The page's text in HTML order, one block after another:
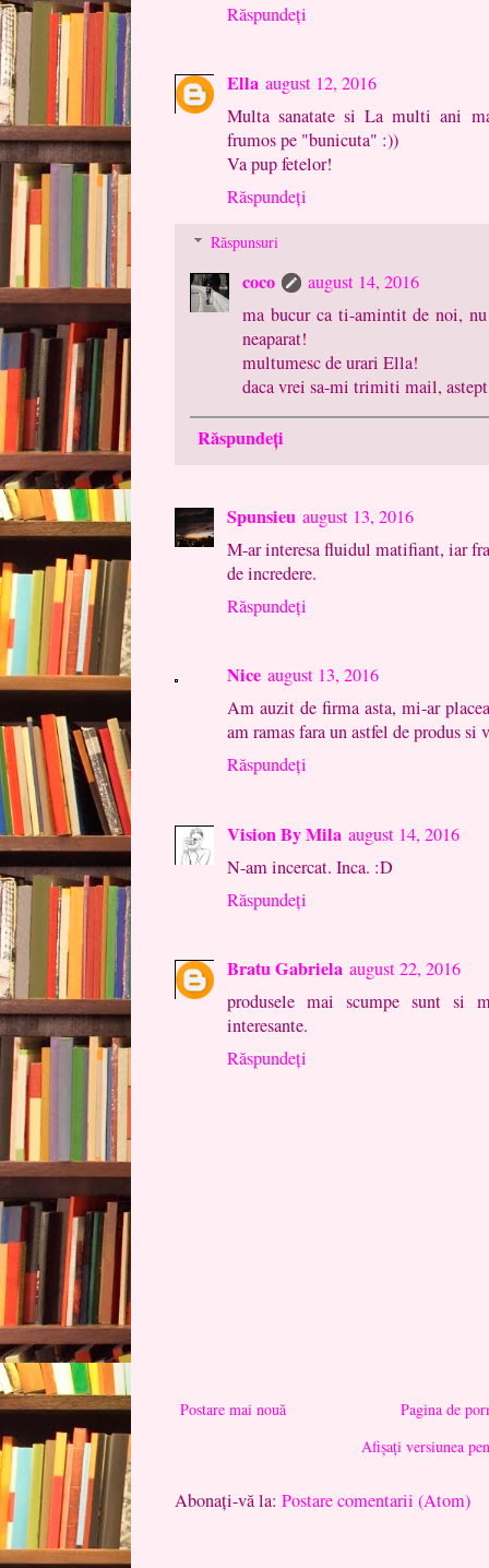
Răspundeți
Ella august 12, 2016
Multa sanatate si La multi ani
frumos pe "bunicuta" :))
Va pup fetelor!
Răspundeți
Răspunsuri
coco
august 14, 2016
ma bucur ca ti-amintit de noi,
neaparat!
multumesc de urari Ella!
daca vrei sa-mi trimiti mail,
Răspundeți
Spunsieu august 13, 2016
M-ar interesa fluidul matifiant, iar
de incredere.
Răspundeți
Nice august 13, 2016
Am auzit de firma asta, mi-ar
am ramas fara un astfel de produs
Răspundeți
Vision By Mila august 14, 2016
N-am incercat. Inca. :D
Răspundeți
Bratu Gabriela august 22, 2016
produsele mai scumpe sunt si
interesante.
Răspundeți
Postare mai nouă
Pagina de
Afișați versiunea
Abonați-vă la: Postare comentarii (Atom)